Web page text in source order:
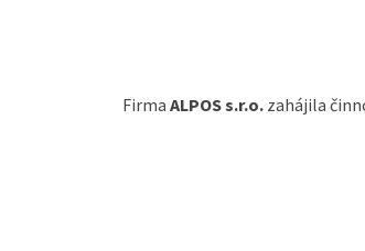
Firma ALPOS s.r.o.zahájila